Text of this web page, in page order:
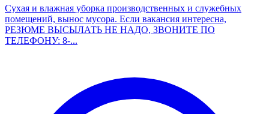
Сухая и влажная уборка производственных и служебных
помещений, вынос мусора. Если вакансия интересна,
РЕЗЮМЕ ВЫСЫЛАТЬ НЕ НАДО, ЗВОНИТЕ ПО
ТЕЛЕФОНУ: 8-...